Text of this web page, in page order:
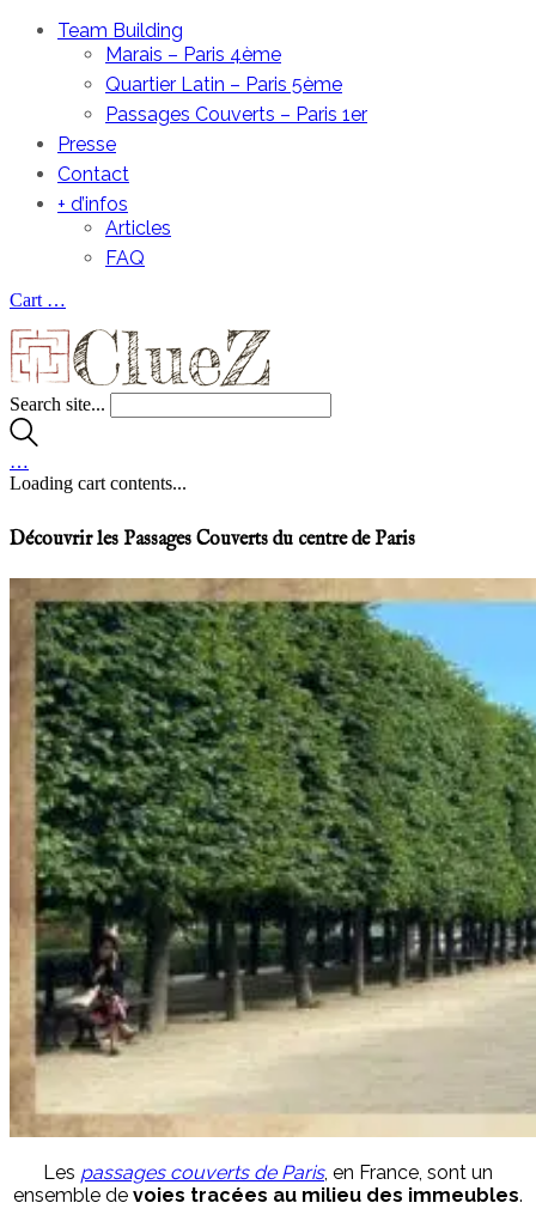
Team Building
Marais – Paris 4ème
Quartier Latin – Paris 5ème
Passages Couverts – Paris 1er
Presse
Contact
+ d’infos
Articles
FAQ
Cart …
Search site...
…
Loading cart contents...
Découvrir les Passages Couverts du centre de Paris
Les passages couverts de Paris, en France, sont un
ensemble de voies tracées au milieu des immeubles.